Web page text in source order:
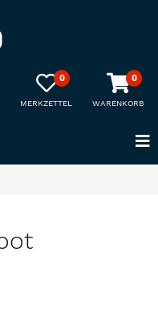
0
MERKZETTEL
0
WARENKORB